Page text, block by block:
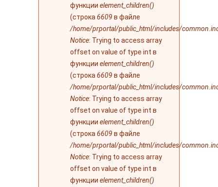
функции element_children()
(строка 6609 в файле
/home/prportal/public_html/includes/
Notice: Trying to access array
offset on value of type int в
функции element_children()
(строка 6609 в файле
/home/prportal/public_html/includes/
Notice: Trying to access array
offset on value of type int в
функции element_children()
(строка 6609 в файле
/home/prportal/public_html/includes/
Notice: Trying to access array
offset on value of type int в
функции element_children()